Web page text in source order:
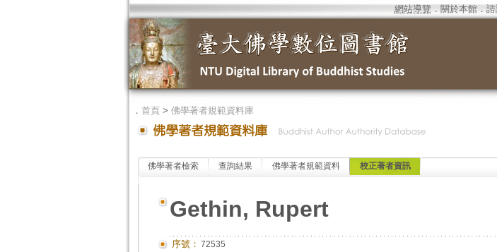
網站導覽 ． 關於本館．
． 首頁> 佛學著者規範資料庫
佛學著者檢索 查詢結果 佛學著者規範資料 校正著者資訊
Gethin, Rupert
序號： 72535